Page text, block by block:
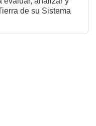
de su Sistema